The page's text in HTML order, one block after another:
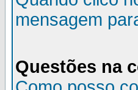
mensagem
Questões na